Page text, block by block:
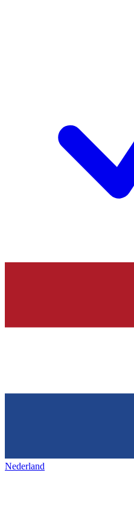
Nederland